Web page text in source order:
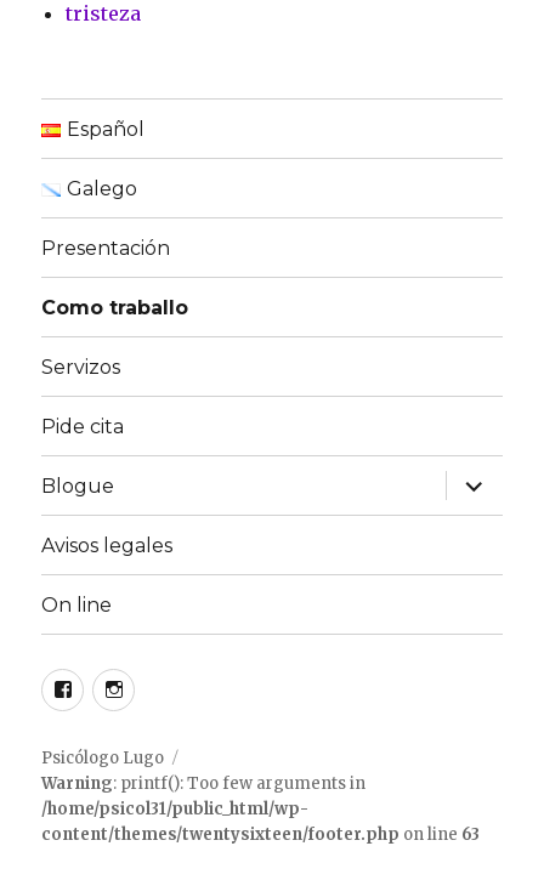
tristeza
Español
Galego
Presentación
Como traballo
Servizos
Pide cita
Blogue
expandir
menú
fillo
Avisos legales
On line
Facebookinstagram
Psicólogo Lugo
Warning: printf(): Too few arguments in
/home/psicol31/public_html/wp-
content/themes/twentysixteen/footer.php on line 63